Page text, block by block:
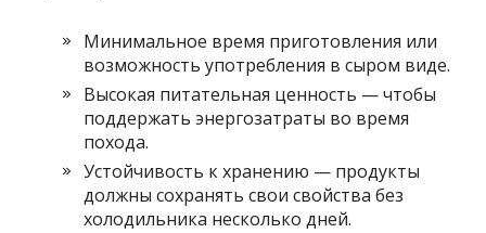
Минимальное время приготовления или
возможность употребления в сыром виде.
Высокая питательная ценность — чтобы
поддержать энергозатраты во время
похода.
Устойчивость к хранению — продукты
должны сохранять свои свойства без
холодильника несколько дней.